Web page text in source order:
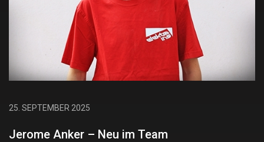
25. SEPTEMBER 2025
Jerome Anker – Neu im Team